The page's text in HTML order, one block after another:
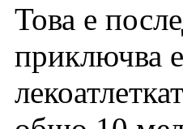
Това е
приключва